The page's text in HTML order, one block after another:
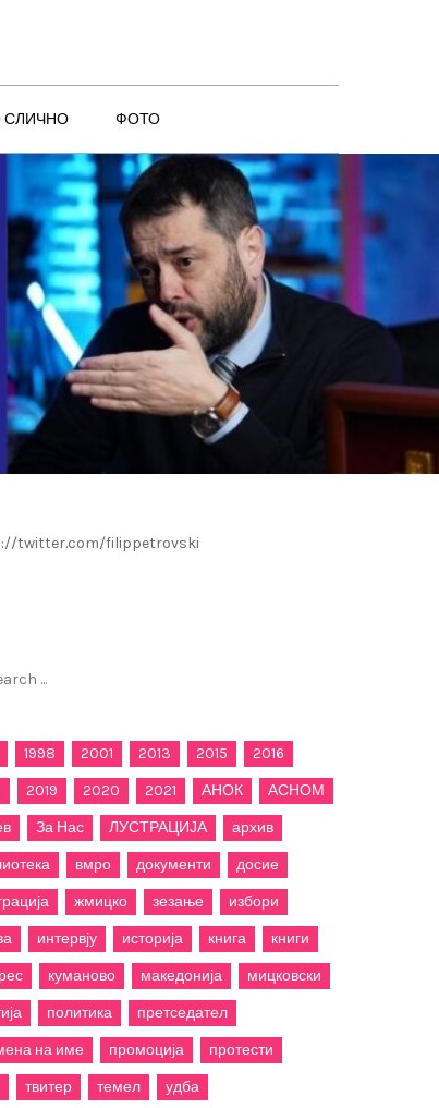
СЛИЧНО ФОТО
twitter.com/filippetrovski
1998 2001 2013 2015
2016
2019 2020 2021 АНОК
АСНОМ
За Нас ЛУСТРАЦИЈА
архив
вмро документи
досие
жмицко зезање
избори
интервју историја книга
книги
куманово македонија
мицковски
политика
претседател
на име
промоција
протести
твитер темел
удба